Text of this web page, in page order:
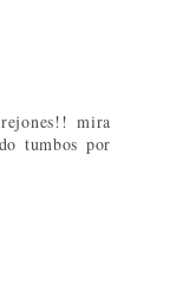
mira
tumbos por